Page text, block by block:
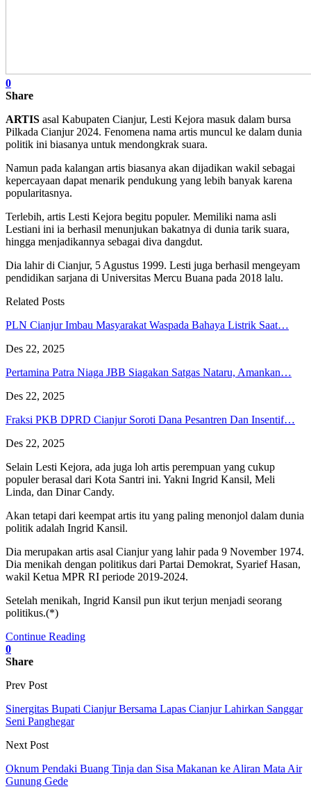
0
Share
ARTIS asal Kabupaten Cianjur, Lesti Kejora masuk dalam bursa
Pilkada Cianjur 2024. Fenomena nama artis muncul ke dalam dunia
politik ini biasanya untuk mendongkrak suara.
Namun pada kalangan artis biasanya akan dijadikan wakil sebagai
kepercayaan dapat menarik pendukung yang lebih banyak karena
popularitasnya.
Terlebih, artis Lesti Kejora begitu populer. Memiliki nama asli
Lestiani ini ia berhasil menunjukan bakatnya di dunia tarik suara,
hingga menjadikannya sebagai diva dangdut.
Dia lahir di Cianjur, 5 Agustus 1999. Lesti juga berhasil mengeyam
pendidikan sarjana di Universitas Mercu Buana pada 2018 lalu.
Related Posts
PLN Cianjur Imbau Masyarakat Waspada Bahaya Listrik Saat…
Des 22, 2025
Pertamina Patra Niaga JBB Siagakan Satgas Nataru, Amankan…
Des 22, 2025
Fraksi PKB DPRD Cianjur Soroti Dana Pesantren Dan Insentif…
Des 22, 2025
Selain Lesti Kejora, ada juga loh artis perempuan yang cukup
populer berasal dari Kota Santri ini. Yakni Ingrid Kansil, Meli
Linda, dan Dinar Candy.
Akan tetapi dari keempat artis itu yang paling menonjol dalam dunia
politik adalah Ingrid Kansil.
Dia merupakan artis asal Cianjur yang lahir pada 9 November 1974.
Dia menikah dengan politikus dari Partai Demokrat, Syarief Hasan,
wakil Ketua MPR RI periode 2019-2024.
Setelah menikah, Ingrid Kansil pun ikut terjun menjadi seorang
politikus.(*)
Continue Reading
0
Share
Prev Post
Sinergitas Bupati Cianjur Bersama Lapas Cianjur Lahirkan Sanggar
Seni Panghegar
Next Post
Oknum Pendaki Buang Tinja dan Sisa Makanan ke Aliran Mata Air
Gunung Gede